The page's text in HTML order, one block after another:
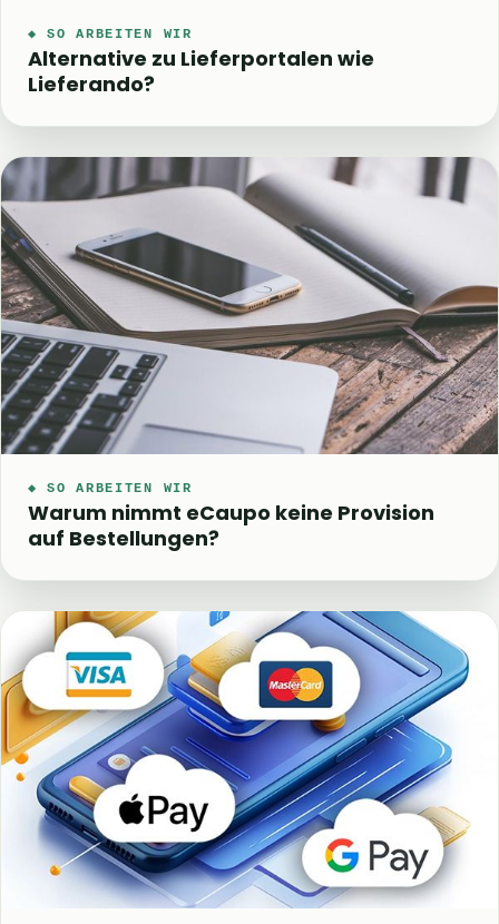
◆ SO ARBEITEN WIR
Alternative zu Lieferportalen wie
Lieferando?
◆ SO ARBEITEN WIR
Warum nimmt eCaupo keine Provision
auf Bestellungen?